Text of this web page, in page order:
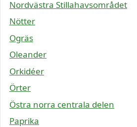
Nordvästra Stillahavsområdet
Nötter
Ogräs
Oleander
Orkidéer
Örter
Östra norra centrala delen
Paprika